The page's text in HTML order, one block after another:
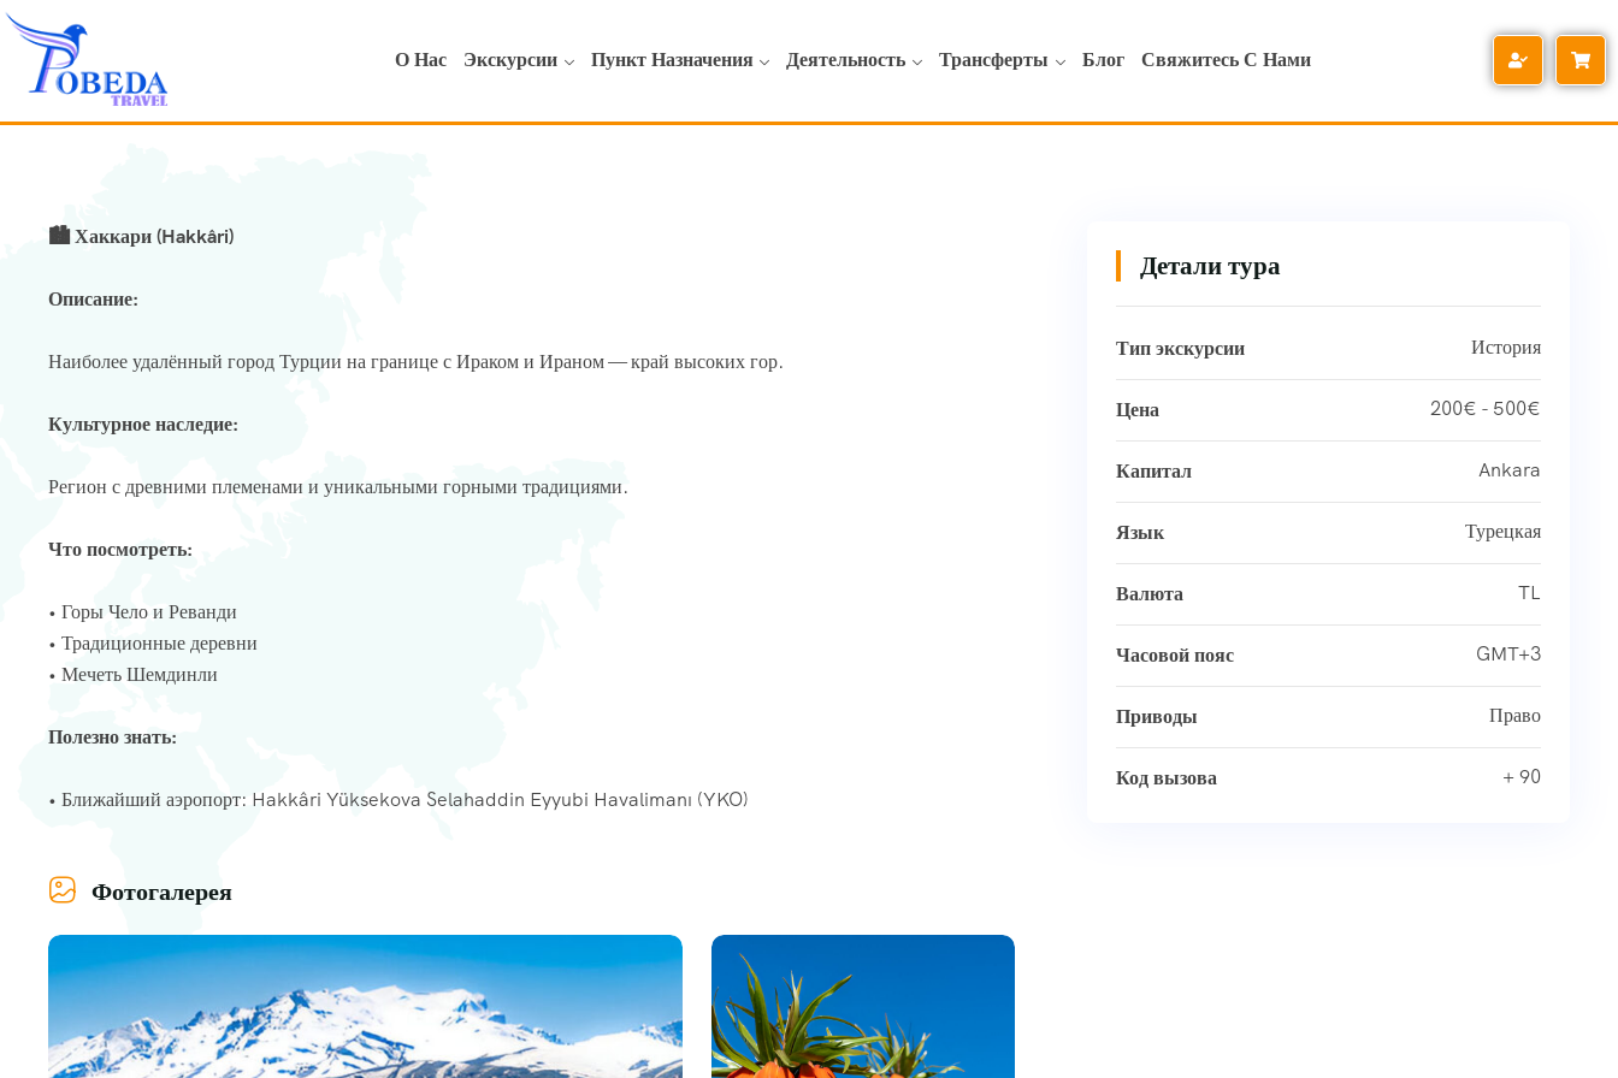
О Нас Экскурсии Пункт Назначения Деятельность Трансферты Блог Свяжитесь С Нами
🏙 Хаккари (Hakkâri)
Описание:
Наиболее удалённый город Турции на границе с Ираком и Ираном — край высоких гор.
Культурное наследие:
Регион с древними племенами и уникальными горными традициями.
Что посмотреть:
• Горы Чело и Реванди
• Традиционные деревни
• Мечеть Шемдинли
Полезно знать:
• Ближайший аэропорт: Hakkâri Yüksekova Selahaddin Eyyubi Havalimanı (YKO)
Фотогалерея
Детали тура
Тип экскурсии История
Цена 200€ - 500€
Капитал Ankara
Язык Турецкая
Валюта TL
Часовой пояс GMT+3
Приводы Право
Код вызова + 90